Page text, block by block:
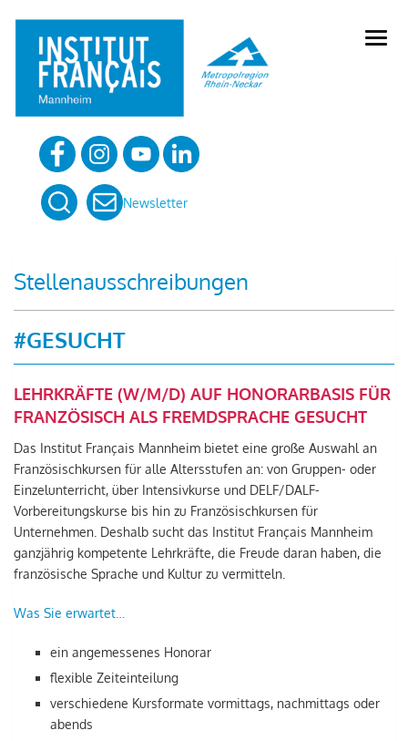
content
Newsletter
open
Stellenausschreibungen
#GESUCHT
LEHRKRÄFTE (W/M/D) AUF HONORARBASIS FÜR
FRANZÖSISCH ALS FREMDSPRACHE GESUCHT
Das Institut Français Mannheim bietet eine große Auswahl an
Französischkursen für alle Altersstufen an: von Gruppen- oder
Einzelunterricht, über Intensivkurse und DELF/DALF-
Vorbereitungskurse bis hin zu Französischkursen für
Unternehmen. Deshalb sucht das Institut Français Mannheim
ganzjährig kompetente Lehrkräfte, die Freude daran haben, die
französische Sprache und Kultur zu vermitteln.
Was Sie erwartet…
ein angemessenes Honorar
flexible Zeiteinteilung
verschiedene Kursformate vormittags, nachmittags oder
abends